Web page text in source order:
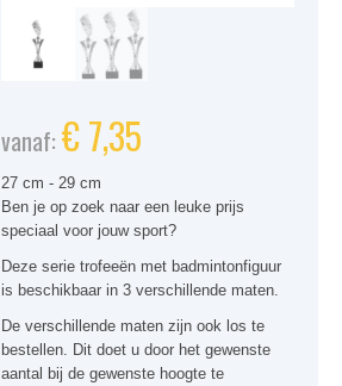
vanaf:€7,35
27 cm - 29 cm
Ben je op zoek naar een leuke prijs
speciaal voor jouw sport?
Deze serie trofeeën met badmintonfiguur
is beschikbaar in 3 verschillende maten.
De verschillende maten zijn ook los te
bestellen. Dit doet u door het gewenste
aantal bij de gewenste hoogte te